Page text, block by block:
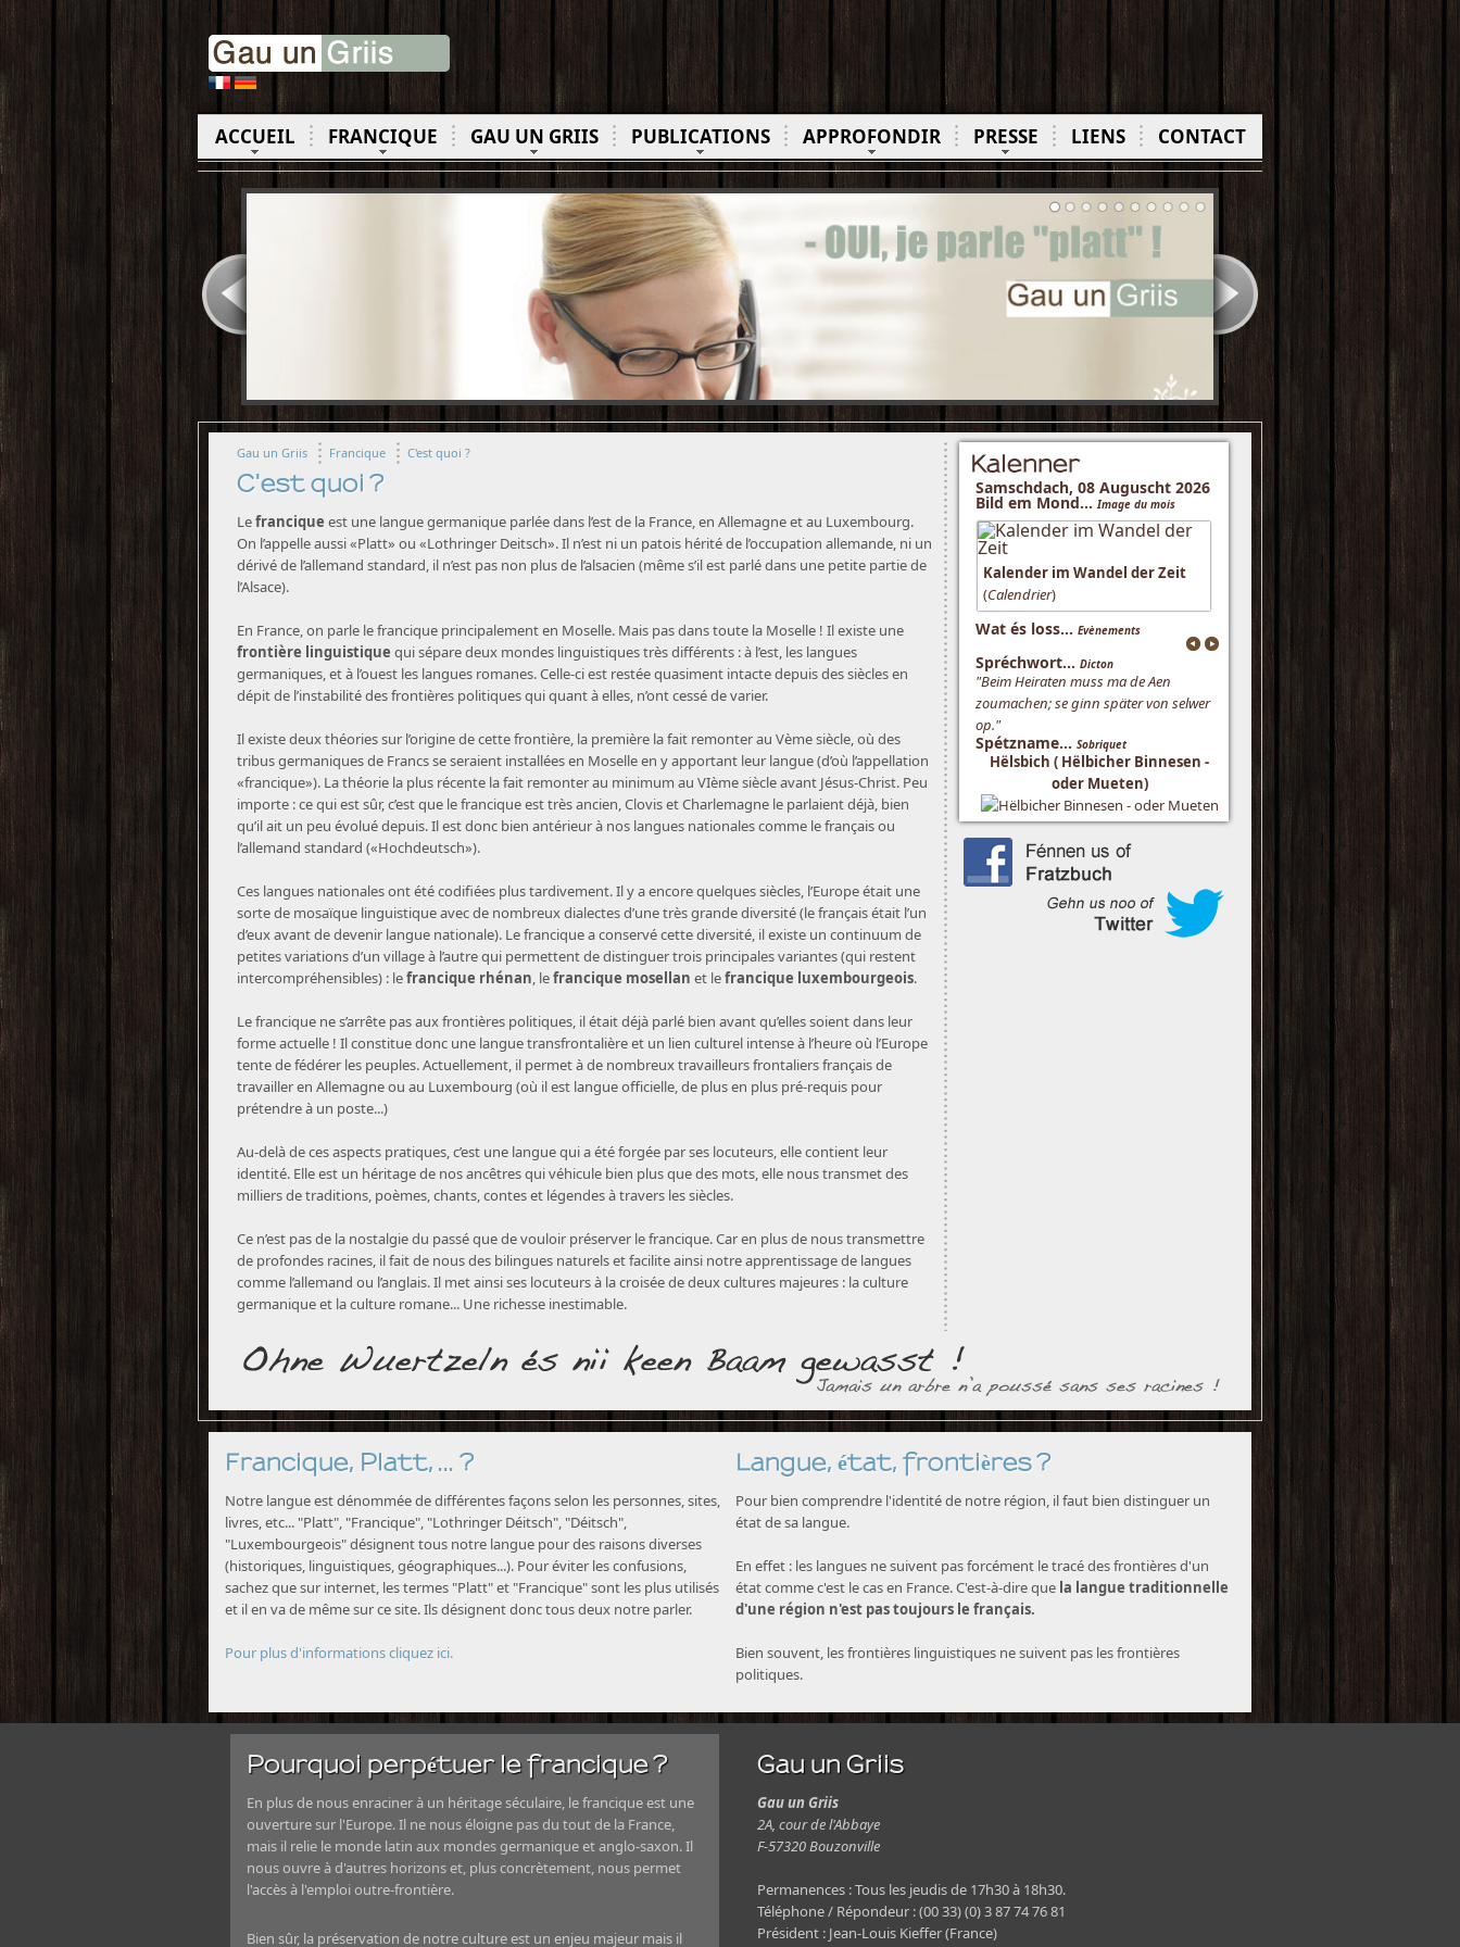
ACCUEIL FRANCIQUE GAU UN GRIIS PUBLICATIONS APPROFONDIR PRESSE LIENS CONTACT
Gau un Griis Francique C'est quoi ?
C'est quoi ?
Lefrancique est une langue germanique parlée dans l’est de la France, en Allemagne et au Luxembourg.
On l’appelle aussi «Platt» ou «Lothringer Deitsch». Il n’est ni un patois hérité de l’occupation allemande, ni un
dérivé de l’allemand standard, il n’est pas non plus de l’alsacien (même s’il est parlé dans une petite partie de
l’Alsace).
En France, on parle le francique principalement en Moselle. Mais pas dans toute la Moselle ! Il existe une
frontière linguistique qui sépare deux mondes linguistiques très différents : à l’est, les langues
germaniques, et à l’ouest les langues romanes. Celle-ci est restée quasiment intacte depuis des siècles en
dépit de l’instabilité des frontières politiques qui quant à elles, n’ont cessé de varier.
Il existe deux théories sur l’origine de cette frontière, la première la fait remonter au Vème siècle, où des
tribus germaniques de Francs se seraient installées en Moselle en y apportant leur langue (d’où l’appellation
«francique»). La théorie la plus récente la fait remonter au minimum au VIème siècle avant Jésus-Christ. Peu
importe : ce qui est sûr, c’est que le francique est très ancien, Clovis et Charlemagne le parlaient déjà, bien
qu’il ait un peu évolué depuis. Il est donc bien antérieur à nos langues nationales comme le français ou
l’allemand standard («Hochdeutsch»).
Ces langues nationales ont été codifiées plus tardivement. Il y a encore quelques siècles, l’Europe était une
sorte de mosaïque linguistique avec de nombreux dialectes d’une très grande diversité (le français était l’un
d’eux avant de devenir langue nationale). Le francique a conservé cette diversité, il existe un continuum de
petites variations d’un village à l’autre qui permettent de distinguer trois principales variantes (qui restent
intercompréhensibles) : lefrancique rhénan, lefrancique mosellan et lefrancique luxembourgeois.
Le francique ne s’arrête pas aux frontières politiques, il était déjà parlé bien avant qu’elles soient dans leur
forme actuelle ! Il constitue donc une langue transfrontalière et un lien culturel intense à l’heure où l’Europe
tente de fédérer les peuples. Actuellement, il permet à de nombreux travailleurs frontaliers français de
travailler en Allemagne ou au Luxembourg (où il est langue officielle, de plus en plus pré-requis pour
prétendre à un poste...)
Au-delà de ces aspects pratiques, c’est une langue qui a été forgée par ses locuteurs, elle contient leur
identité. Elle est un héritage de nos ancêtres qui véhicule bien plus que des mots, elle nous transmet des
milliers de traditions, poèmes, chants, contes et légendes à travers les siècles.
Ce n’est pas de la nostalgie du passé que de vouloir préserver le francique. Car en plus de nous transmettre
de profondes racines, il fait de nous des bilingues naturels et facilite ainsi notre apprentissage de langues
comme l’allemand ou l’anglais. Il met ainsi ses locuteurs à la croisée de deux cultures majeures : la culture
germanique et la culture romane... Une richesse inestimable.
Kalenner
Samschdach, 08 Auguscht 2026
Bild em Mond...Image du mois
Kalender im Wandel der Zeit
(Calendrier)
Wat és loss... Evènements
Spréchwort... Dicton
"Beim Heiraten muss ma de Aen
zoumachen; se ginn später von selwer
op."
Spétzname... Sobriquet
Hëlsbich ( Hëlbicher Binnesen -
oder Mueten)
Francique, Platt, ... ?
Notre langue est dénommée de différentes façons selon les personnes, sites,
livres, etc... "Platt", "Francique", "Lothringer Déitsch", "Déitsch",
"Luxembourgeois" désignent tous notre langue pour des raisons diverses
(historiques, linguistiques, géographiques...). Pour éviter les confusions,
sachez que sur internet, les termes "Platt" et "Francique" sont les plus utilisés
et il en va de même sur ce site. Ils désignent donc tous deux notre parler.
Pour plus d'informations cliquez ici.
Langue, état, frontières ?
Pour bien comprendre l'identité de notre région, il faut bien distinguer un
état de sa langue.
En effet : les langues ne suivent pas forcément le tracé des frontières d'un
état comme c'est le cas en France. C'est-à-dire que la langue traditionnelle
d'une région n'est pas toujours le français.
Bien souvent, les frontières linguistiques ne suivent pas les frontières
politiques.
Pourquoi perpétuer le francique ?
En plus de nous enraciner à un héritage séculaire, le francique est une
ouverture sur l'Europe. Il ne nous éloigne pas du tout de la France,
mais il relie le monde latin aux mondes germanique et anglo-saxon. Il
nous ouvre à d'autres horizons et, plus concrètement, nous permet
l'accès à l'emploi outre-frontière.
Bien sûr, la préservation de notre culture est un enjeu majeur mais il
Gau un Griis
Gau un Griis
2A, cour de l'Abbaye
F-57320 Bouzonville
Permanences : Tous les jeudis de 17h30 à 18h30.
Téléphone / Répondeur : (00 33) (0) 3 87 74 76 81
Président : Jean-Louis Kieffer (France)